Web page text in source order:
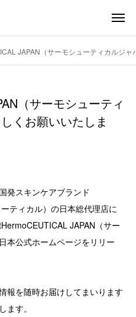
JAPAN（サーモシューティカルジ
（サーモシューティ
くお願いいたしま
発スキンケアブランド
ティカル）の日本総代理店に
JAPAN（サー
本公式ホームページをリリー
報を随時お届けしてまいります
ます。